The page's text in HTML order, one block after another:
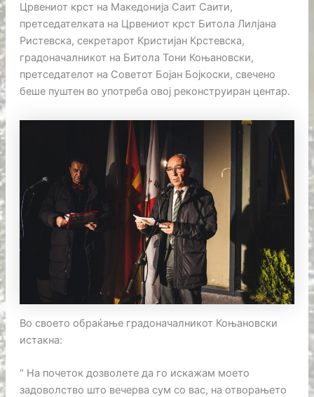
Црвениот крст на Македонија Саит Саити,
претседателката на Црвениот крст Битола Лилјана
Ристевска, секретарот Кристијан Крстевска,
градоначалникот на Битола Тони Коњановски,
претседателот на Советот Бојан Бојкоски, свечено
беше пуштен во употреба овој реконструиран центар.
Во своето обраќање градоначалникот Коњановски
истакна:
“ На почеток дозволете да го искажам моето
задоволство што вечерва сум со вас, на отворањето